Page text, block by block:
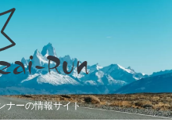
ナーの情報サイト